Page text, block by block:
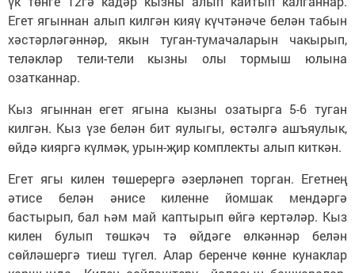
Егет ягыннан алып килгән кияү күчтәнәче белән табын
хәстәрләгәннәр, якын туган-тумачаларын чакырып,
теләкләр тели-тели кызны олы тормыш юлына
озатканнар.
Кыз ягыннан егет ягына кызны озатырга 5-6 туган
килгән. Кыз үзе белән бит яулыгы, өстәлгә ашъяулык,
өйдә кияргә күлмәк, урын-җир комплекты алып киткән.
Егет ягы килен төшерергә әзерләнеп торган. Егетнең
әтисе белән әнисе киленне йомшак мендәргә
бастырып, бал һәм май каптырып өйгә кертәләр. Кыз
килен булып төшкәч тә өйдәге өлкәннәр белән
сөйләшергә тиеш түгел. Алар беренче көнне кунаклар